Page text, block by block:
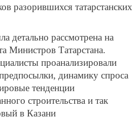
разорившихся татарстанских
детально рассмотрена на
Министров Татарстана.
проанализировали
динамику спроса
тенденции
строительства и так
в Казани